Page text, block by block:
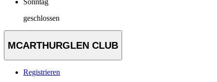
Sonntag
geschlossen
MCARTHURGLEN CLUB
Registrieren